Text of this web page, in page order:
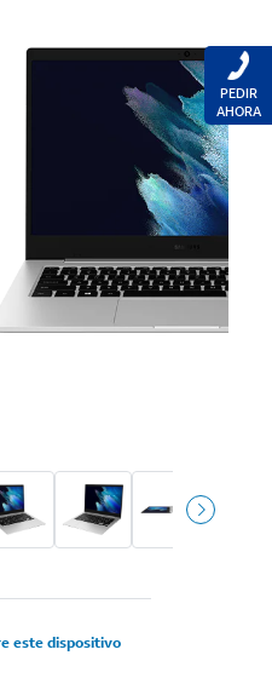
este dispositivo
PEDIR
AHORA